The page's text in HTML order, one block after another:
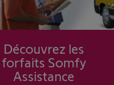
Découvrez les
forfaits Somfy
Assistance